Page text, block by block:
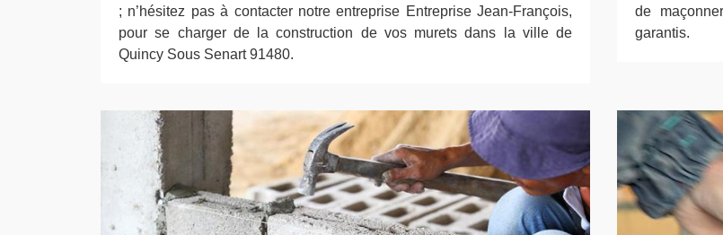
; n’hésitez pas à contacter notre entreprise Entreprise Jean-François,
pour se charger de la construction de vos murets dans la ville de
Quincy Sous Senart 91480.
de
garantis.